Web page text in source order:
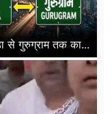
से गुरुग्राम तक का...